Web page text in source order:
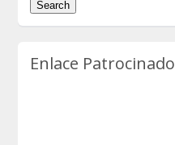
Enlace Patrocinado